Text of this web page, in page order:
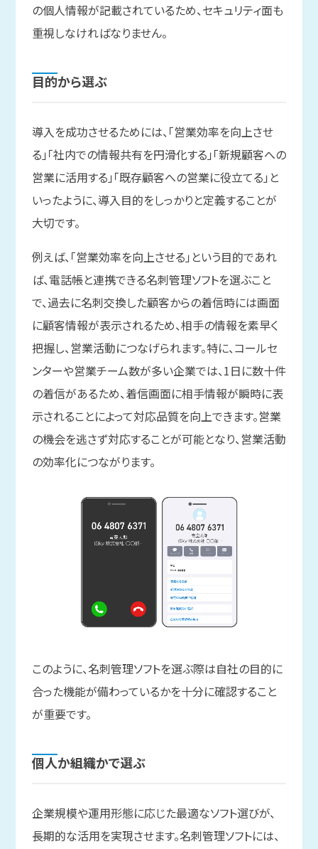
の個人情報が記載されているため、セキュリティ面も
重視しなければなりません。
目的から選ぶ
導入を成功させるためには、「営業効率を向上させ
る」「社内での情報共有を円滑化する」「新規顧客への
営業に活用する」「既存顧客への営業に役立てる」と
いったように、導入目的をしっかりと定義することが
大切です。
例えば、「営業効率を向上させる」という目的であれ
ば、電話帳と連携できる名刺管理ソフトを選ぶこと
で、過去に名刺交換した顧客からの着信時には画面
に顧客情報が表示されるため、相手の情報を素早く
把握し、営業活動につなげられます。特に、コールセ
ンターや営業チーム数が多い企業では、1日に数十件
の着信があるため、着信画面に相手情報が瞬時に表
示されることによって対応品質を向上できます。営業
の機会を逃さず対応することが可能となり、営業活動
の効率化につながります。
このように、名刺管理ソフトを選ぶ際は自社の目的に
合った機能が備わっているかを十分に確認すること
が重要です。
個人か組織かで選ぶ
企業規模や運用形態に応じた最適なソフト選びが、
長期的な活用を実現させます。名刺管理ソフトには、